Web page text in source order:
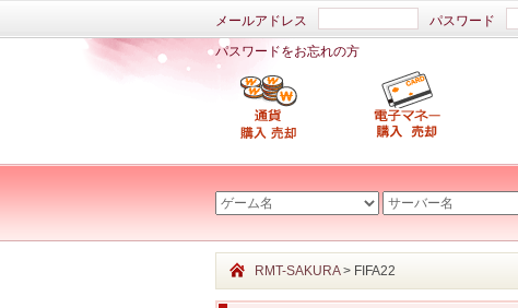
メールアドレス
パスワード
パスワードをお忘れの方
RMT-SAKURA> FIFA22